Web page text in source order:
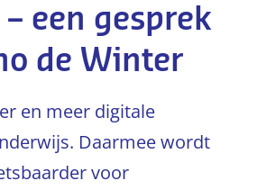
een gesprek
de Winter
en meer digitale
Daarmee wordt
voor